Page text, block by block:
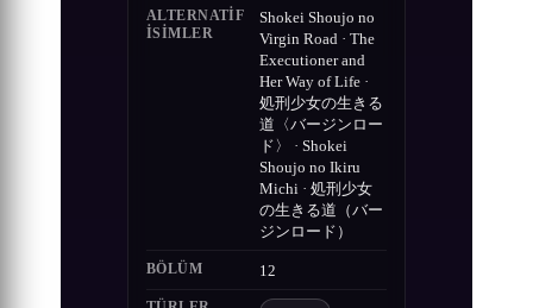
ALTERNATIF
ISIMLER
Shokei Shoujo no
Virgin Road · The
Executioner and
Her Way of Life ·
処刑少女の生きる
道〈バージンロー
ド〉 · Shokei
Shoujo no Ikiru
Michi · 処刑少女
の生きる道（バー
ジンロード）
BÖLÜM 12